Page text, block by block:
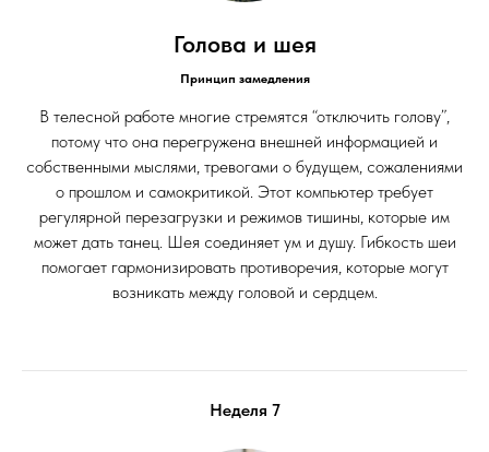
Голова и шея
Принцип замедления
В телесной работе многие стремятся “отключить голову”,
потому что она перегружена внешней информацией и
собственными мыслями, тревогами о будущем, сожалениями
о прошлом и самокритикой. Этот компьютер требует
регулярной перезагрузки и режимов тишины, которые им
может дать танец. Шея соединяет ум и душу. Гибкость шеи
помогает гармонизировать противоречия, которые могут
возникать между головой и сердцем.
Неделя 7